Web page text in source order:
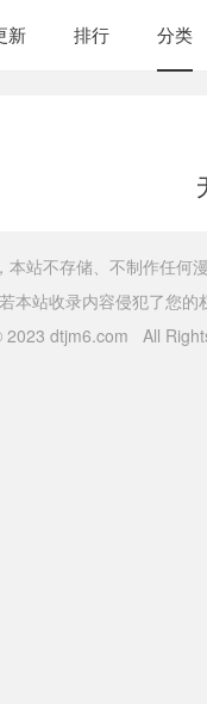
新 排行 分类
站不存储、不制作任何
若本站收录内容侵犯了您的
2023 dtjm6.com All